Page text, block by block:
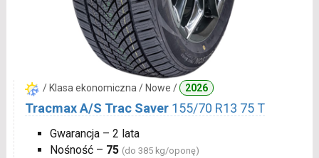
/ Klasa ekonomiczna / Nowe / 2026
Tracmax A/S Trac Saver 155/70 R13 75 T
Gwarancja – 2 lata
Nośność – 75 (do 385 kg/oponę)